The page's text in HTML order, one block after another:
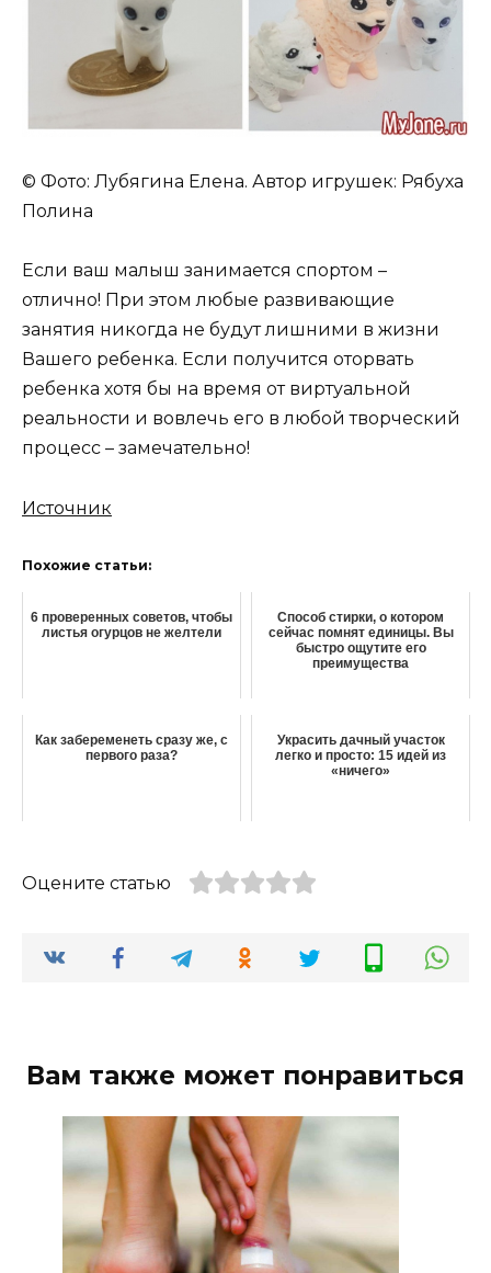
© Фото: Лубягина Елена. Автор игрушек: Рябуха
Полина
Если ваш малыш занимается спортом –
отлично! При этом любые развивающие
занятия никогда не будут лишними в жизни
Вашего ребенка. Если получится оторвать
ребенка хотя бы на время от виртуальной
реальности и вовлечь его в любой творческий
процесс – замечательно!
Источник
Похожие статьи:
6 проверенных советов, чтобы
листья огурцов не желтели
Способ стирки, о котором
сейчас помнят единицы. Вы
быстро ощутите его
преимущества
Как забеременеть сразу же, с
первого раза?
Украсить дачный участок
легко и просто: 15 идей из
«ничего»
Оцените статью
Вам также может понравиться